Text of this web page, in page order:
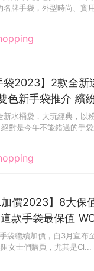
名牌手袋，外型時尚、實
袋2023】2款全新
色新手袋推介 繽
新水桶袋，大玩經典，以
對是今年不能錯過的手
加價2023】8大保
款手袋最保值
袋繼續加價，自3月宣布
女士們購買，尤其是Cl...